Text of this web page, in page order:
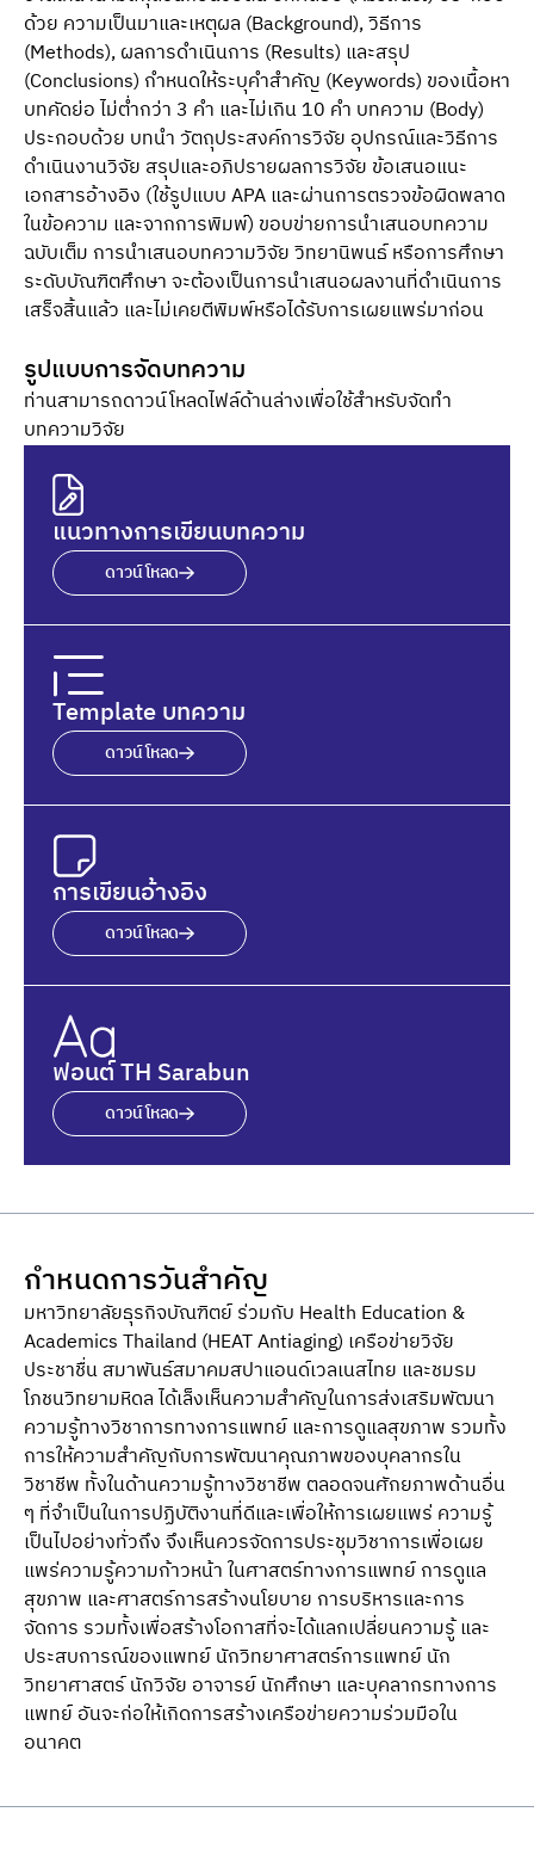
ด้วย ความเป็นมาและเหตุผล (Background), วิธีการ
(Methods), ผลการดำเนินการ (Results) และสรุป
(Conclusions) กำหนดให้ระบุคำสำคัญ (Keywords) ของเนื้อหา
บทคัดย่อ ไม่ต่ำกว่า 3 คำ และไม่เกิน 10 คำ บทความ (Body)
ประกอบด้วย บทนำ วัตถุประสงค์การวิจัย อุปกรณ์และวิธีการ
ดำเนินงานวิจัย สรุปและอภิปรายผลการวิจัย ข้อเสนอแนะ
เอกสารอ้างอิง (ใช้รูปแบบ APA และผ่านการตรวจข้อผิดพลาด
ในข้อความ และจากการพิมพ์) ขอบข่ายการนำเสนอบทความ
ฉบับเต็ม การนำเสนอบทความวิจัย วิทยานิพนธ์ หรือการศึกษา
ระดับบัณฑิตศึกษา จะต้องเป็นการนำเสนอผลงานที่ดำเนินการ
เสร็จสิ้นแล้ว และไม่เคยตีพิมพ์หรือได้รับการเผยแพร่มาก่อน
รูปแบบการจัดบทความ
ท่านสามารถดาวน์โหลดไฟล์ด้านล่างเพื่อใช้สำหรับจัดทำ
บทความวิจัย
แนวทางการเขียนบทความ
ดาวน์โหลด
Template บทความ
ดาวน์โหลด
การเขียนอ้างอิง
ดาวน์โหลด
ฟอนต์ TH Sarabun
ดาวน์โหลด
กำหนดการวันสำคัญ
มหาวิทยาลัยธุรกิจบัณฑิตย์ ร่วมกับ Health Education &
Academics Thailand (HEAT Antiaging) เครือข่ายวิจัย
ประชาชื่น สมาพันธ์สมาคมสปาแอนด์เวลเนสไทย และชมรม
โภชนวิทยามหิดล ได้เล็งเห็นความสําคัญในการส่งเสริมพัฒนา
ความรู้ทางวิชาการทางการแพทย์ และการดูแลสุขภาพ รวมทั้ง
การให้ความสําคัญกับการพัฒนาคุณภาพของบุคลากรใน
วิชาชีพ ทั้งในด้านความรู้ทางวิชาชีพ ตลอดจนศักยภาพด้านอื่น
ๆ ที่จําเป็นในการปฏิบัติงานที่ดีและเพื่อให้การเผยแพร่ ความรู้
เป็นไปอย่างทั่วถึง จึงเห็นควรจัดการประชุมวิชาการเพื่อเผย
แพร่ความรู้ความก้าวหน้า ในศาสตร์ทางการแพทย์ การดูแล
สุขภาพ และศาสตร์การสร้างนโยบาย การบริหารและการ
จัดการ รวมทั้งเพื่อสร้างโอกาสที่จะได้แลกเปลี่ยนความรู้ และ
ประสบการณ์ของแพทย์ นักวิทยาศาสตร์การแพทย์ นัก
วิทยาศาสตร์ นักวิจัย อาจารย์ นักศึกษา และบุคลากรทางการ
แพทย์ อันจะก่อให้เกิดการสร้างเครือข่ายความร่วมมือใน
อนาคต